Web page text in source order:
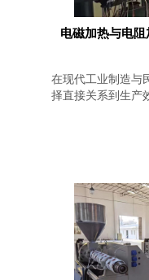
电磁加热与电
在现代工业制造与
择直接关系到生产